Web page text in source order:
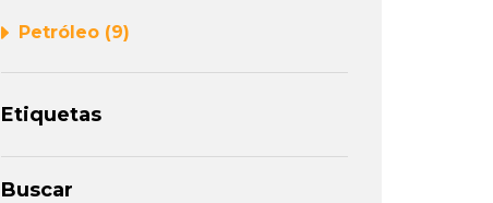
Petróleo (9)
Etiquetas
Buscar